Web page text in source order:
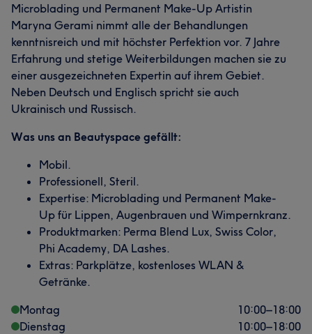
Microblading und Permanent Make-Up Artistin
Maryna Gerami nimmt alle der Behandlungen
kenntnisreich und mit höchster Perfektion vor. 7 Jahre
Erfahrung und stetige Weiterbildungen machen sie zu
einer ausgezeichneten Expertin auf ihrem Gebiet.
Neben Deutsch und Englisch spricht sie auch
Ukrainisch und Russisch.
Was uns an Beautyspace gefällt:
Mobil.
Professionell, Steril.
Expertise: Microblading und Permanent Make-
Up für Lippen, Augenbrauen und Wimpernkranz.
Produktmarken: Perma Blend Lux, Swiss Color,
Phi Academy, DA Lashes.
Extras: Parkplätze, kostenloses WLAN &
Getränke.
Montag
10:00–18:00
Dienstag
10:00–18:00